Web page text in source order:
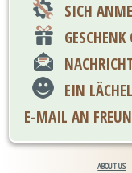
SICH
EIN
E-MAIL AN
ABOUT US